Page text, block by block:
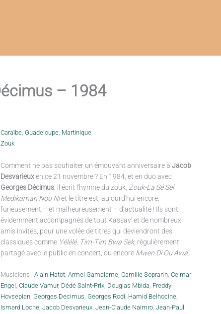
– 1984
Caraïbe, Guadeloupe, Martinique
Zouk
Comment ne pas souhaiter un émouvant anniversaire à Jacob
Desvarieuxen ce 21 novembre ? En 1984, et en duo avec
Georges Décimus, il écrit l'hymne du zouk, Zouk-La Sé Sel
Medikaman Nou Niet le titre est, aujourd'hui encore,
furieusement – et malheureusement – d’actualité ! Ils sont
évidemment accompagnés de tout Kassav' et de nombreux
amis invités, pour une volée de titres qui deviendront des
classiques comme Yélélé, Tim-Tim Bwa Sek, régulièrement
partagé avec le public en concert, ou encore Mwen Di Ou Awa.
Musiciens : Alain Hatot, Armel Gamalame, Camille Sopran'n, Celmar
Engel , Claude Vamur, Dédé Saint-Prix, Douglas Mbida, Freddy
Hovsepian, Georges Decimus, Georges Rodi, Hamid Belhocine,
Ismard Loche, Jacob Desvarieux, Jean-Claude Naimro, Jean-Paul